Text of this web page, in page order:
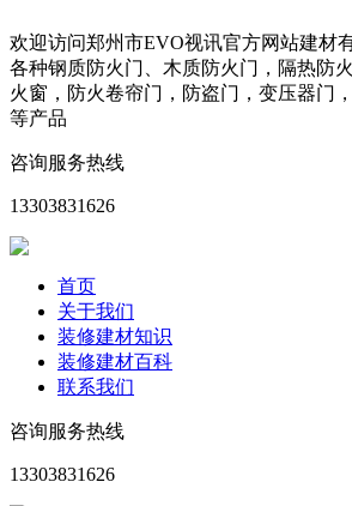
欢迎访问郑州市EVO视讯官方网站建材
各种钢质防火门、木质防火门，隔热防
火窗，防火卷帘门，防盗门，变压器门
等产品
咨询服务热线
13303831626
首页
关于我们
装修建材知识
装修建材百科
联系我们
咨询服务热线
13303831626